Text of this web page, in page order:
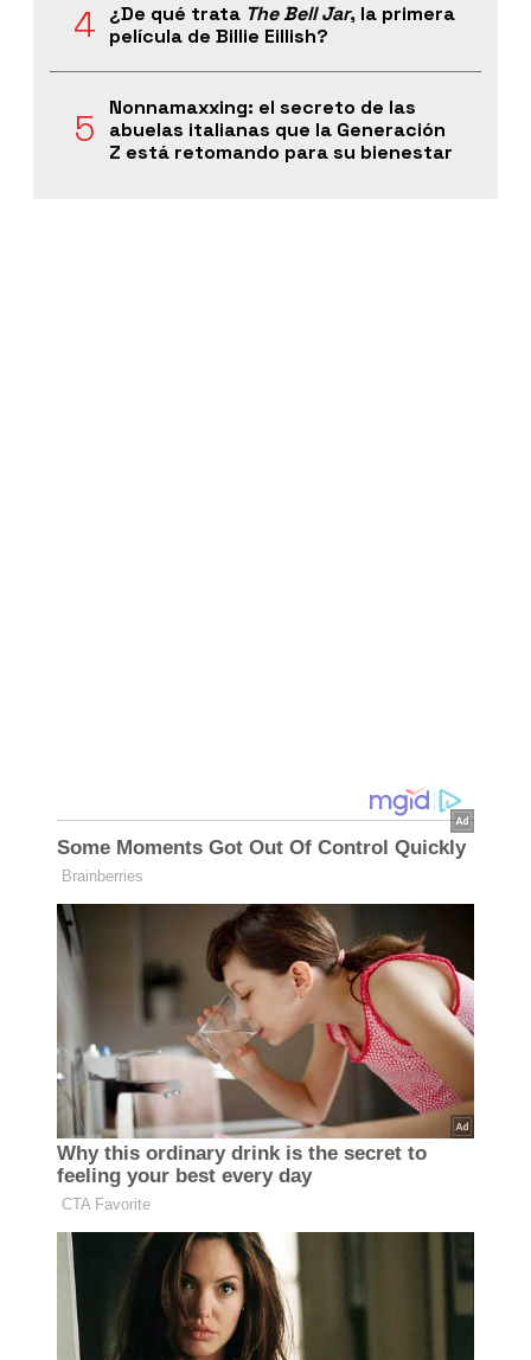
¿De qué trata The Bell Jar, la primera
película de Billie Eillish?
Nonnamaxxing: el secreto de las
abuelas italianas que la Generación
Z está retomando para su bienestar